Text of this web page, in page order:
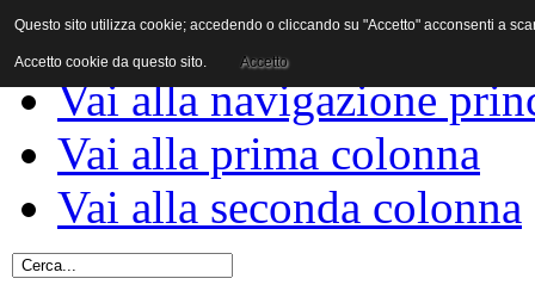
Vai al contenuto
Vai alla navigazione
Vai alla prima colonna
Vai alla seconda colonna
Questo sito utilizza cookie; accedendo o cliccando su "Accetto" acconsenti a
Accetto cookie da questo sito. Accetto